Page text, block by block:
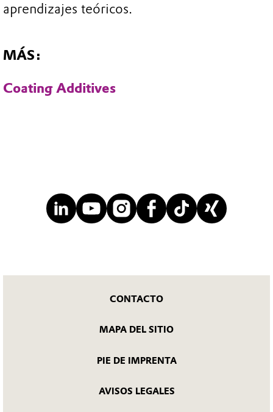
aprendizajes teóricos.
MÁS:
Coating Additives
CONTACTO
MAPA DEL SITIO
PIE DE IMPRENTA
AVISOS LEGALES